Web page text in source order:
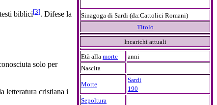
Sinagoga di Sardi (da:Cattolici Romani)
Titolo
Incarichi attuali
Età alla morte
anni
Nascita
Morte
Sardi
190
Sepoltura
biblici[3]. Difese la
solo per
letteratura cristiana i